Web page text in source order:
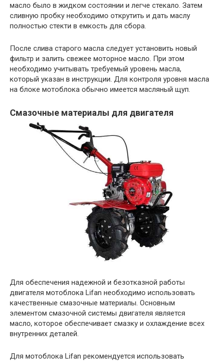
масло было в жидком состоянии и легче стекало. Затем
сливную пробку необходимо открутить и дать маслу
полностью стекти в емкость для сбора.
После слива старого масла следует установить новый
фильтр и залить свежее моторное масло. При этом
необходимо учитывать требуемый уровень масла,
который указан в инструкции. Для контроля уровня масла
на блоке мотоблока обычно имеется масляный щуп.
Смазочные материалы для двигателя
Для обеспечения надежной и безотказной работы
двигателя мотоблока Lifan необходимо использовать
качественные смазочные материалы. Основным
элементом смазочной системы двигателя является
масло, которое обеспечивает смазку и охлаждение всех
внутренних деталей.
Для мотоблока Lifan рекомендуется использовать